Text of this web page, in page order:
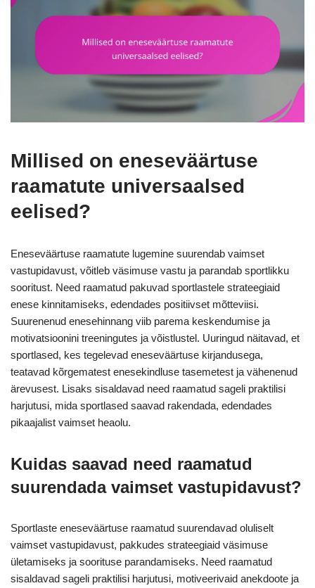
Millised on eneseväärtuse
raamatute universaalsed
eelised?
Eneseväärtuse raamatute lugemine suurendab vaimset
vastupidavust, võitleb väsimuse vastu ja parandab sportlikku
sooritust. Need raamatud pakuvad sportlastele strateegiaid
enese kinnitamiseks, edendades positiivset mõtteviisi.
Suurenenud enesehinnang viib parema keskendumise ja
motivatsioonini treeningutes ja võistlustel. Uuringud näitavad, et
sportlased, kes tegelevad eneseväärtuse kirjandusega,
teatavad kõrgematest enesekindluse tasemetest ja vähenenud
ärevusest. Lisaks sisaldavad need raamatud sageli praktilisi
harjutusi, mida sportlased saavad rakendada, edendades
pikaajalist vaimset heaolu.
Kuidas saavad need raamatud
suurendada vaimset vastupidavust?
Sportlaste eneseväärtuse raamatud suurendavad oluliselt
vaimset vastupidavust, pakkudes strateegiaid väsimuse
ületamiseks ja soorituse parandamiseks. Need raamatud
sisaldavad sageli praktilisi harjutusi, motiveerivaid anekdoote ja